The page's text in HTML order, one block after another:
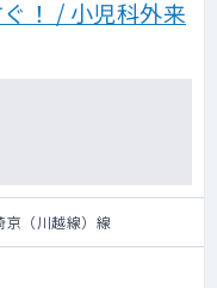
ぐ！ / 小児科外来
京（川越線）線